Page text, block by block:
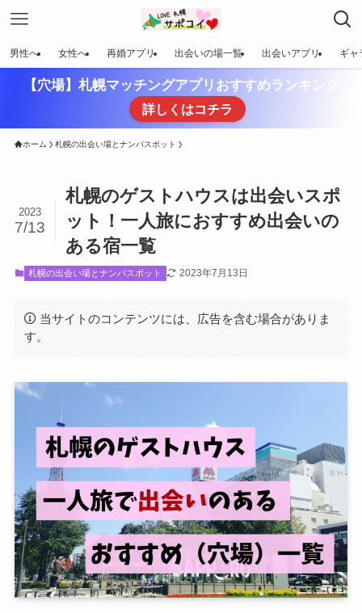
男性へ 女性へ 再婚アプリ 出会いの場一覧 出会いアプリ ギャ
【穴場】札幌マッチングアプリおすすめランキング
詳しくはコチラ
ホーム 札幌の出会い場とナンパスポット
札幌のゲストハウスは出会いスポ
ット！一人旅におすすめ出会いの
ある宿一覧
2023
7/13
札幌の出会い場とナンパスポット 2023年7月13日
当サイトのコンテンツには、広告を含む場合がありま
す。